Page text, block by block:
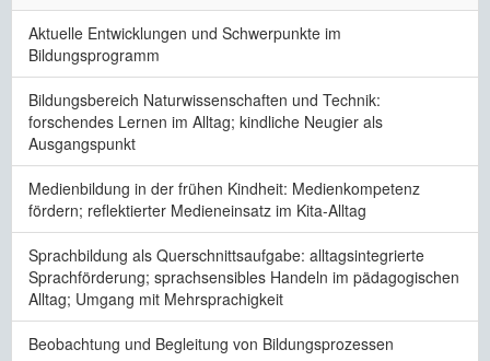
Aktuelle Entwicklungen und Schwerpunkte im
Bildungsprogramm
Bildungsbereich Naturwissenschaften und Technik:
forschendes Lernen im Alltag; kindliche Neugier als
Ausgangspunkt
Medienbildung in der frühen Kindheit: Medienkompetenz
fördern; reflektierter Medieneinsatz im Kita-Alltag
Sprachbildung als Querschnittsaufgabe: alltagsintegrierte
Sprachförderung; sprachsensibles Handeln im pädagogischen
Alltag; Umgang mit Mehrsprachigkeit
Beobachtung und Begleitung von Bildungsprozessen